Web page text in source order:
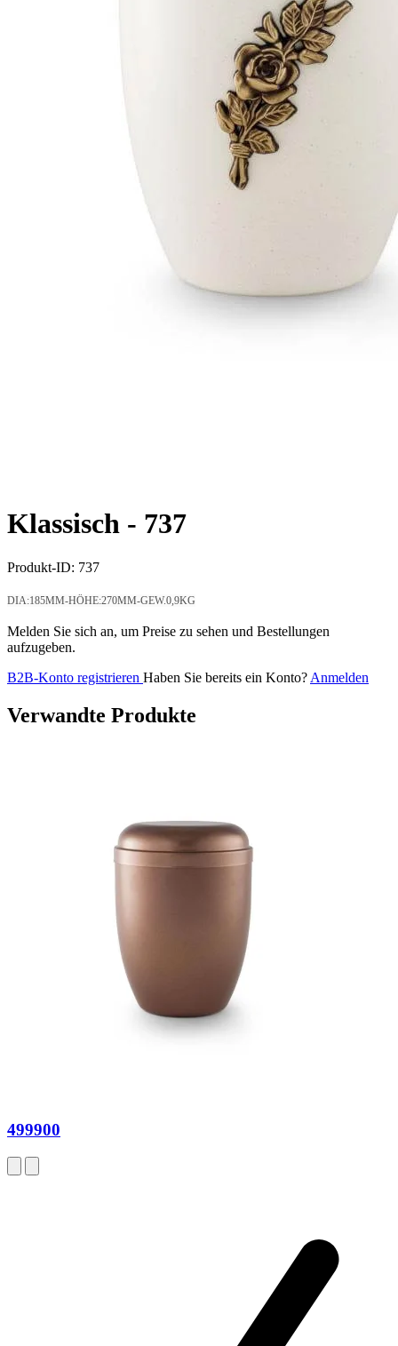
Klassisch - 737
Produkt-ID: 737
DIA:185MM-HÖHE:270MM-GEW.0,9KG
Melden Sie sich an, um Preise zu sehen und Bestellungen
aufzugeben.
B2B-Konto registrieren Haben Sie bereits ein Konto? Anmelden
Verwandte Produkte
499900